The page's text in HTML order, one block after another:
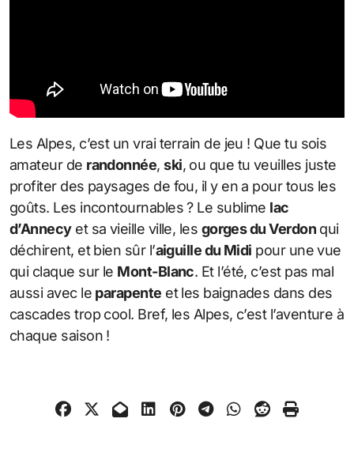
Les Alpes, c’est un vrai terrain de jeu ! Que tu sois
amateur de randonnée,ski, ou que tu veuilles juste
profiter des paysages de fou, il y en a pour tous les
goûts. Les incontournables ? Le sublime lac
d’Annecyet sa vieille ville, les gorges du Verdon qui
déchirent, et bien sûr l’aiguille du Midi pour une vue
qui claque sur le Mont-Blanc. Et l’été, c’est pas mal
aussi avec le parapente et les baignades dans des
cascades trop cool. Bref, les Alpes, c’est l’aventure à
chaque saison !